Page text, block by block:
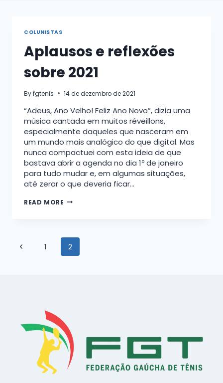
COLUNISTAS
Aplausos e reflexões
sobre 2021
Byfgtenis 14 de dezembro de 2021
“Adeus, Ano Velho! Feliz Ano Novo”, dizia uma
música cantada em muitos réveillons,
especialmente daqueles que nasceram em
um mundo mais analógico do que digital. Mas
nunca compactuei com esta ideia de que
bastava abrir a agenda no dia 1º de janeiro
para tudo mudar e, em algumas situações,
até zerar o que deveria ficar…
READ MORE APLAUSOS
Page
Previous1 2